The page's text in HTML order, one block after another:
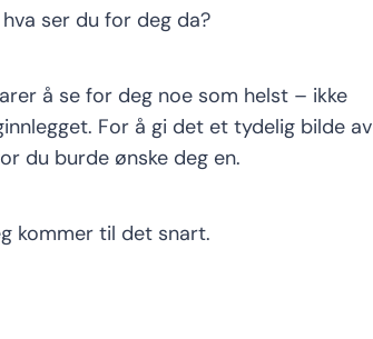
hva ser du for deg da?
å se for deg noesom helst– ikke
. For å gi det et tydelig bilde av
du burde ønske deg en.
kommer til detsnart.